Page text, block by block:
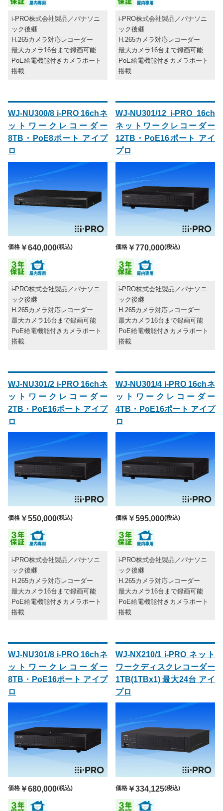
i-PRO株式会社製品／パナソニ
ック後継
H.265カメラ対応レコーダー
最大カメラ16台まで録画可能
PoE給電機能付きカメラポート
搭載
i-PRO株式会社製品／パナソニ
ック後継
H.265カメラ対応レコーダー
最大カメラ16台まで録画可能
PoE給電機能付きカメラポート
搭載
WJ-NU300/8 i-PRO 16chネ
ットワークレコーダー
8TB・PoE8ポート アイプ
ロ
価格 ￥640,000(税込)
i-PRO株式会社製品／パナソニ
ック後継
H.265カメラ対応レコーダー
最大カメラ16台まで録画可能
PoE給電機能付きカメラポート
搭載
WJ-NU301/12 i-PRO 16ch
ネットワークレコーダー
12TB・PoE16ポート アイ
プロ
価格￥770,000(税込)
i-PRO株式会社製品／パナソニ
ック後継
H.265カメラ対応レコーダー
最大カメラ16台まで録画可能
PoE給電機能付きカメラポート
搭載
WJ-NU301/2 i-PRO 16chネ
ットワークレコーダー
2TB・PoE16ポート アイプ
ロ
価格 ￥550,000(税込)
i-PRO株式会社製品／パナソニ
ック後継
H.265カメラ対応レコーダー
最大カメラ16台まで録画可能
PoE給電機能付きカメラポート
搭載
WJ-NU301/4 i-PRO 16chネ
ットワークレコーダー
4TB・PoE16ポート アイプ
ロ
価格￥595,000(税込)
i-PRO株式会社製品／パナソニ
ック後継
H.265カメラ対応レコーダー
最大カメラ16台まで録画可能
PoE給電機能付きカメラポート
搭載
WJ-NU301/8 i-PRO 16chネ
ットワークレコーダー
8TB・PoE16ポート アイプ
ロ
価格 ￥680,000(税込)
WJ-NX210/1 i-PRO ネット
ワークディスクレコーダー
1TB(1TBx1) 最大24台 アイ
プロ
価格￥334,125(税込)